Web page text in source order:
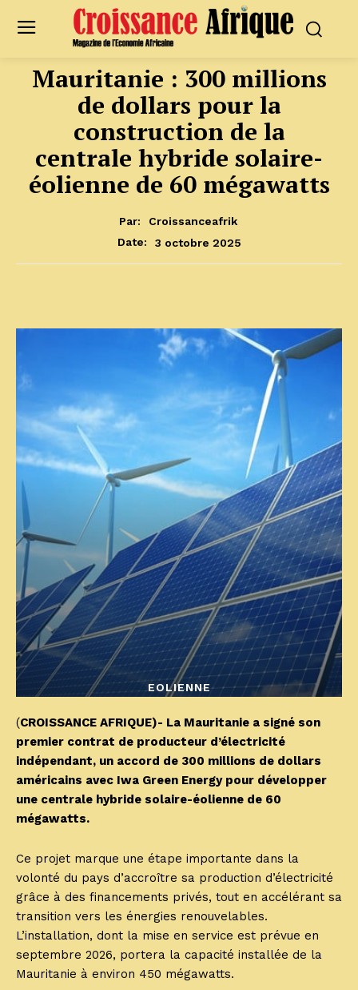
Mauritanie : 300 millions
de dollars pour la
construction de la
centrale hybride solaire-
éolienne de 60 mégawatts
Par:
Croissanceafrik
Date:
3 octobre 2025
EOLIENNE
(CROISSANCE AFRIQUE)- La Mauritanie a signé son
premier contrat de producteur d’électricité
indépendant, un accord de 300 millions de dollars
américains avec Iwa Green Energy pour développer
une centrale hybride solaire-éolienne de 60
mégawatts.
Ce projet marque une étape importante dans la
volonté du pays d’accroître sa production d’électricité
grâce à des financements privés, tout en accélérant sa
transition vers les énergies renouvelables.
L’installation, dont la mise en service est prévue en
septembre 2026, portera la capacité installée de la
Mauritanie à environ 450 mégawatts.